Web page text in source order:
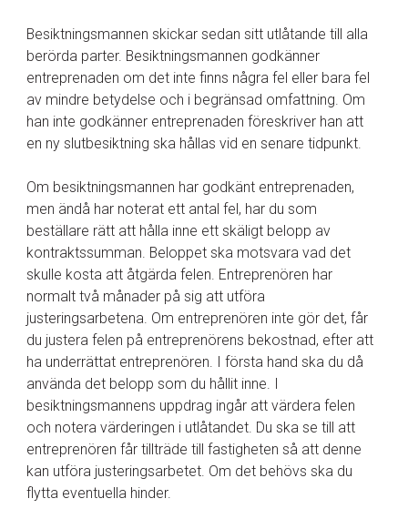
Besiktningsmannen skickar sedan sitt utlåtande till alla
berörda parter. Besiktningsmannen godkänner
entreprenaden om det inte finns några fel eller bara fel
av mindre betydelse och i begränsad omfattning. Om
han inte godkänner entreprenaden föreskriver han att
en ny slutbesiktning ska hållas vid en senare tidpunkt.
Om besiktningsmannen har godkänt entreprenaden,
men ändå har noterat ett antal fel, har du som
beställare rätt att hålla inne ett skäligt belopp av
kontraktssumman. Beloppet ska motsvara vad det
skulle kosta att åtgärda felen. Entreprenören har
normalt två månader på sig att utföra
justeringsarbetena. Om entreprenören inte gör det, får
du justera felen på entreprenörens bekostnad, efter att
ha underrättat entreprenören. I första hand ska du då
använda det belopp som du hållit inne. I
besiktningsmannens uppdrag ingår att värdera felen
och notera värderingen i utlåtandet. Du ska se till att
entreprenören får tillträde till fastigheten så att denne
kan utföra justeringsarbetet. Om det behövs ska du
flytta eventuella hinder.